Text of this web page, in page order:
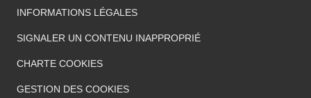
INFORMATIONS LÉGALES
SIGNALER UN CONTENU INAPPROPRIÉ
CHARTE COOKIES
GESTION DES COOKIES